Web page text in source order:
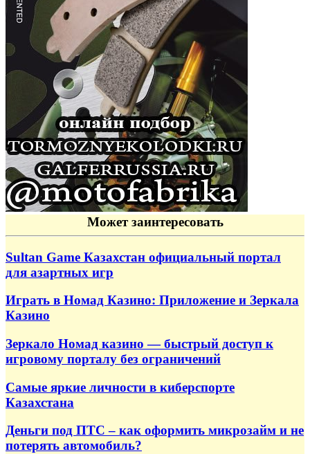
Может заинтересовать
Sultan Game Казахстан официальный портал
для азартных игр
Играть в Номад Казино: Приложение и Зеркала
Казино
Зеркало Номад казино — быстрый доступ к
игровому порталу без ограничений
Самые яркие личности в киберспорте
Казахстана
Деньги под ПТС – как оформить микрозайм и не
потерять автомобиль?